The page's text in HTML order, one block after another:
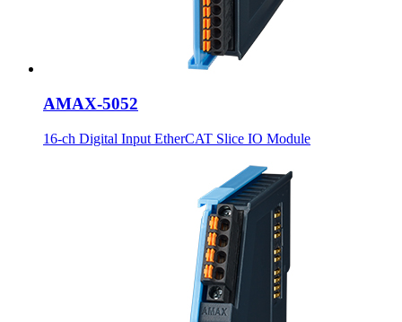
AMAX-5052
16-ch Digital Input EtherCAT Slice IO Module